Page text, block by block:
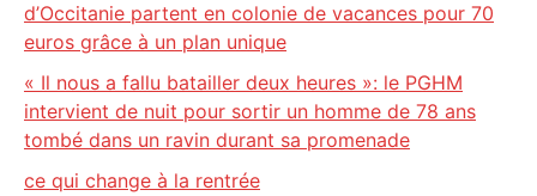
d’Occitanie partent en colonie de vacances pour 70
euros grâce à un plan unique
« Il nous a fallu batailler deux heures »: le PGHM
intervient de nuit pour sortir un homme de 78 ans
tombé dans un ravin durant sa promenade
ce qui change à la rentrée